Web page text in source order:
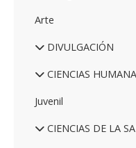
Arte
DIVULGACIÓN
CIENCIAS
Juvenil
CIENCIAS DE LA